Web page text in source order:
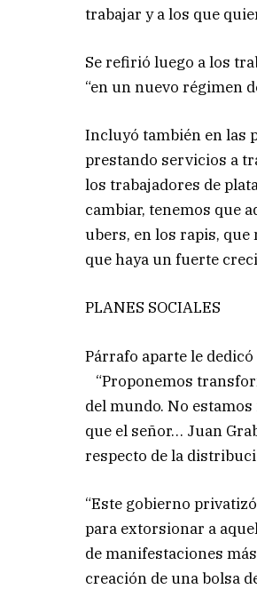
trabajar y a los que
Se refirió luego a los
“en un nuevo régimen
Incluyó también en las
prestando servicios a
los trabajadores de
cambiar, tenemos que
ubers, en los rapis, que
que haya un fuerte
PLANES SOCIALES
Párrafo aparte le
“Proponemos
del mundo. No
que el señor… Juan
respecto de la
“Este gobierno
para extorsionar a
de manifestaciones
creación de una bolsa